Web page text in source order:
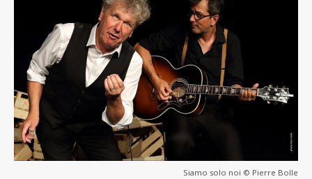
Siamo solo noi © Pierre Bolle